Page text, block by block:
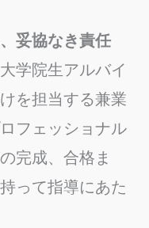
妥協なき責任
学院生アルバイ
を担当する兼業
フェッショナル
完成、合格ま
って指導にあた